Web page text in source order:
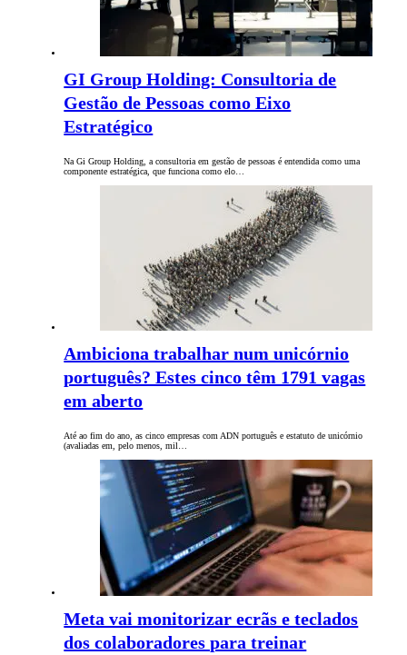
GI Group Holding: Consultoria de
Gestão de Pessoas como Eixo
Estratégico
Na Gi Group Holding, a consultoria em gestão de pessoas é entendida como uma
componente estratégica, que funciona como elo…
Ambiciona trabalhar num unicórnio
português? Estes cinco têm 1791 vagas
em aberto
Até ao fim do ano, as cinco empresas com ADN português e estatuto de unicórnio
(avaliadas em, pelo menos, mil…
Meta vai monitorizar ecrãs e teclados
dos colaboradores para treinar